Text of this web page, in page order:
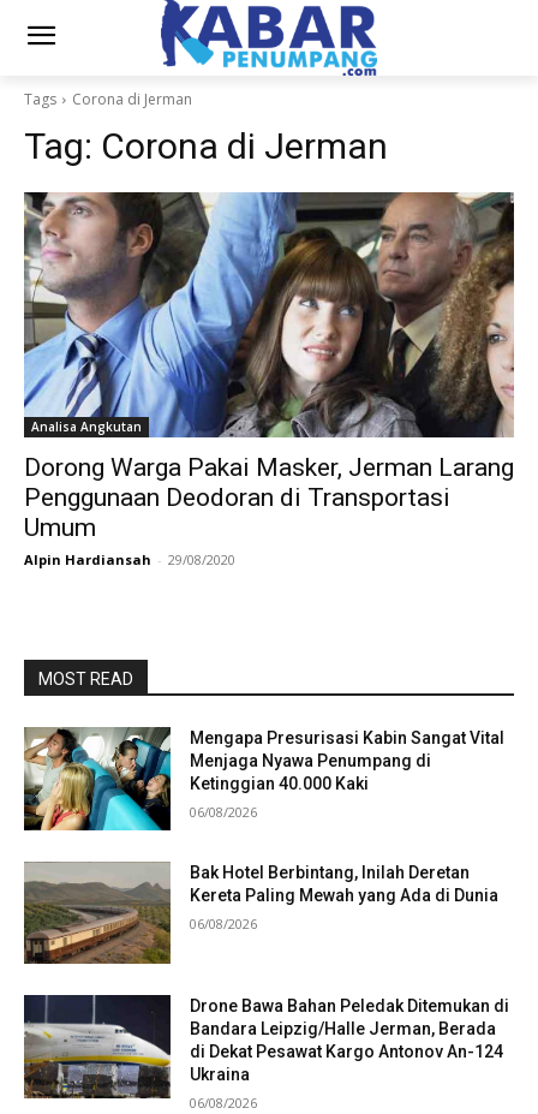
Tags Corona di Jerman
Tag: Corona di Jerman
Analisa Angkutan
Dorong Warga Pakai Masker, Jerman Larang
Penggunaan Deodoran di Transportasi
Umum
Alpin Hardiansah - 29/08/2020
MOST READ
Mengapa Presurisasi Kabin Sangat Vital
Menjaga Nyawa Penumpang di
Ketinggian 40.000 Kaki
06/08/2026
Bak Hotel Berbintang, Inilah Deretan
Kereta Paling Mewah yang Ada di Dunia
06/08/2026
Drone Bawa Bahan Peledak Ditemukan di
Bandara Leipzig/Halle Jerman, Berada
di Dekat Pesawat Kargo Antonov An-124
Ukraina
06/08/2026